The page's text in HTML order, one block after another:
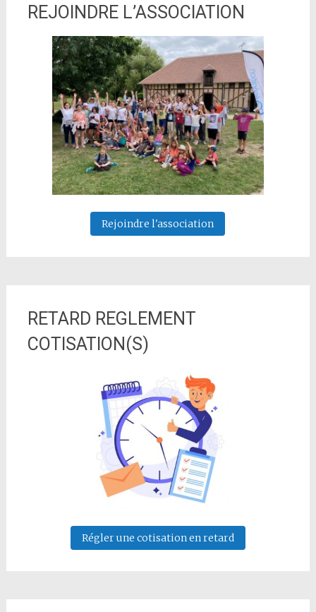
REJOINDRE L’ASSOCIATION
Rejoindre l'association
RETARD REGLEMENT
COTISATION(S)
Régler une cotisation en retard